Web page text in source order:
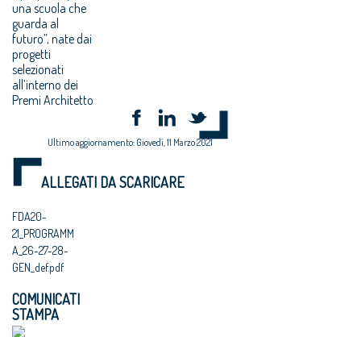
una scuola che
guarda al
futuro”, nate dai
progetti
selezionati
all’interno dei
Premi Architetto
Ultimo aggiornamento: Giovedì, 11 Marzo 2021
ALLEGATI DA SCARICARE
FDA20-
21_PROGRAMM
A_26-27-28-
GEN_def.pdf
COMUNICATI
STAMPA